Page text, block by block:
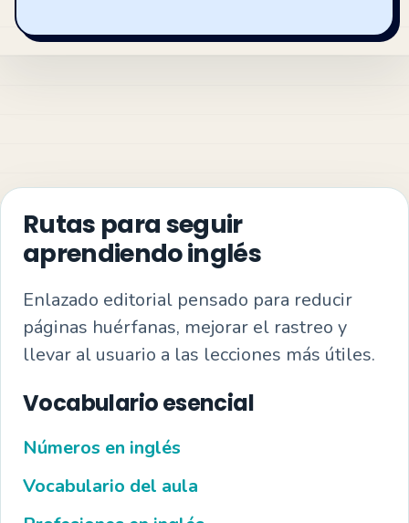
Rutas para seguir
aprendiendo inglés
Enlazado editorial pensado para reducir
páginas huérfanas, mejorar el rastreo y
llevar al usuario a las lecciones más útiles.
Vocabulario esencial
Números en inglés
Vocabulario del aula